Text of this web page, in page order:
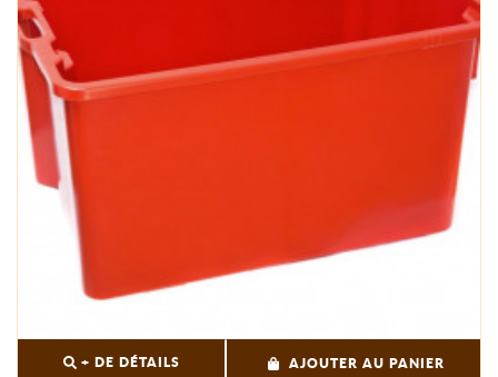
+ DE DÉTAILS AJOUTER AU PANIER